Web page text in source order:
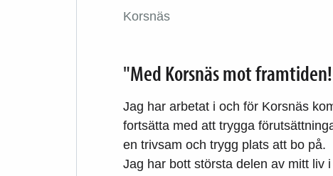
Korsnäs
"Med Korsnäs mot
Jag har arbetat i och för Korsnäs
fortsätta med att trygga
en trivsam och trygg plats att bo på.
Jag har bott största delen av mitt liv